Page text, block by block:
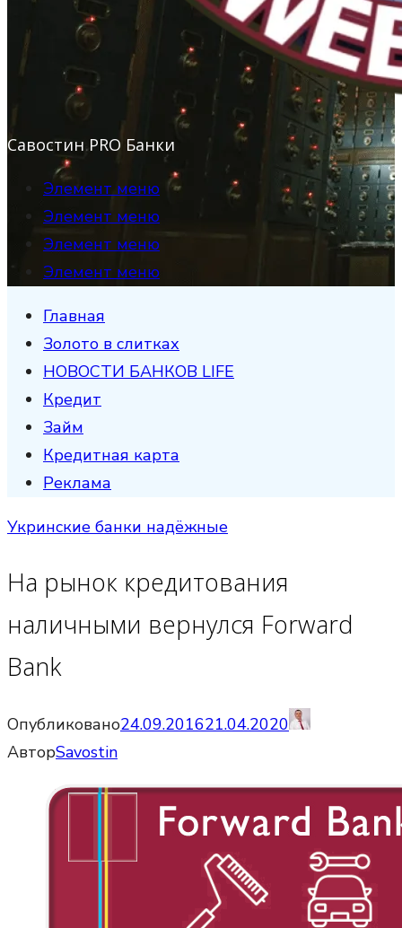
Савостин PRO Банки
Элемент меню
Элемент меню
Элемент меню
Элемент меню
Главная
Золото в слитках
НОВОСТИ БАНКОВ LIFE
Кредит
Займ
Кредитная карта
Реклама
Укринские банки надёжные
На рынок кредитования
наличными вернулся Forward
Bank
Опубликовано24.09.201621.04.2020
АвторSavostin